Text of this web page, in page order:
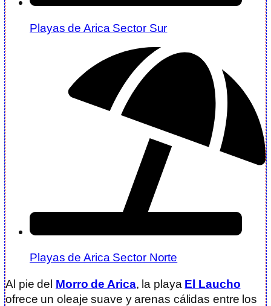
Playas de Arica Sector Sur
Playas de Arica Sector Norte
Al pie del Morro de Arica, la playa El Laucho
ofrece un oleaje suave y arenas cálidas entre los